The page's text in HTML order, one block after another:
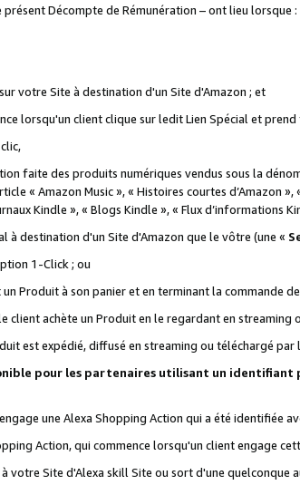
Décompte de Rémunération – ont lieu lorsque :
votre Site à destination d'un Site d'Amazon ; et
lorsqu'un client clique sur ledit Lien Spécial et
faite des produits numériques vendus sous la
« Amazon Music », « Histoires courtes d’Amazon
Kindle », « Blogs Kindle », « Flux d’informations
destination d'un Site d'Amazon que le vôtre (une «
1-Click ; ou
Produit à son panier et en terminant la commande
achète un Produit en le regardant en streaming
est expédié, diffusé en streaming ou téléchargé par
pour les partenaires utilisant un identifiant
une Alexa Shopping Action qui a été identifiée
Action, qui commence lorsqu'un client engage
Site d'Alexa skill Site ou sort d'une quelconque